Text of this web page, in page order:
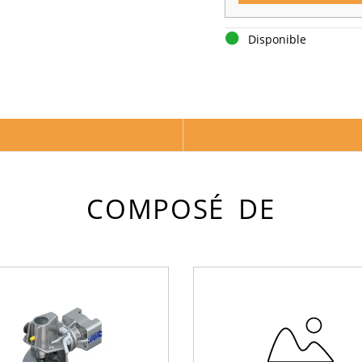
Disponible
COMPOSÉ DE